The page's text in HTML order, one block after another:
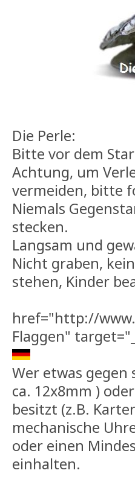
Die Perle:
Bitte vor dem
Achtung, um
vermeiden, bitte
Niemals
stecken.
Langsam und
Nicht graben,
stehen, Kinder
href="http://
Flaggen"
Wer etwas
ca. 12x8mm )
besitzt (z.B.
mechanische
oder einen
einhalten.